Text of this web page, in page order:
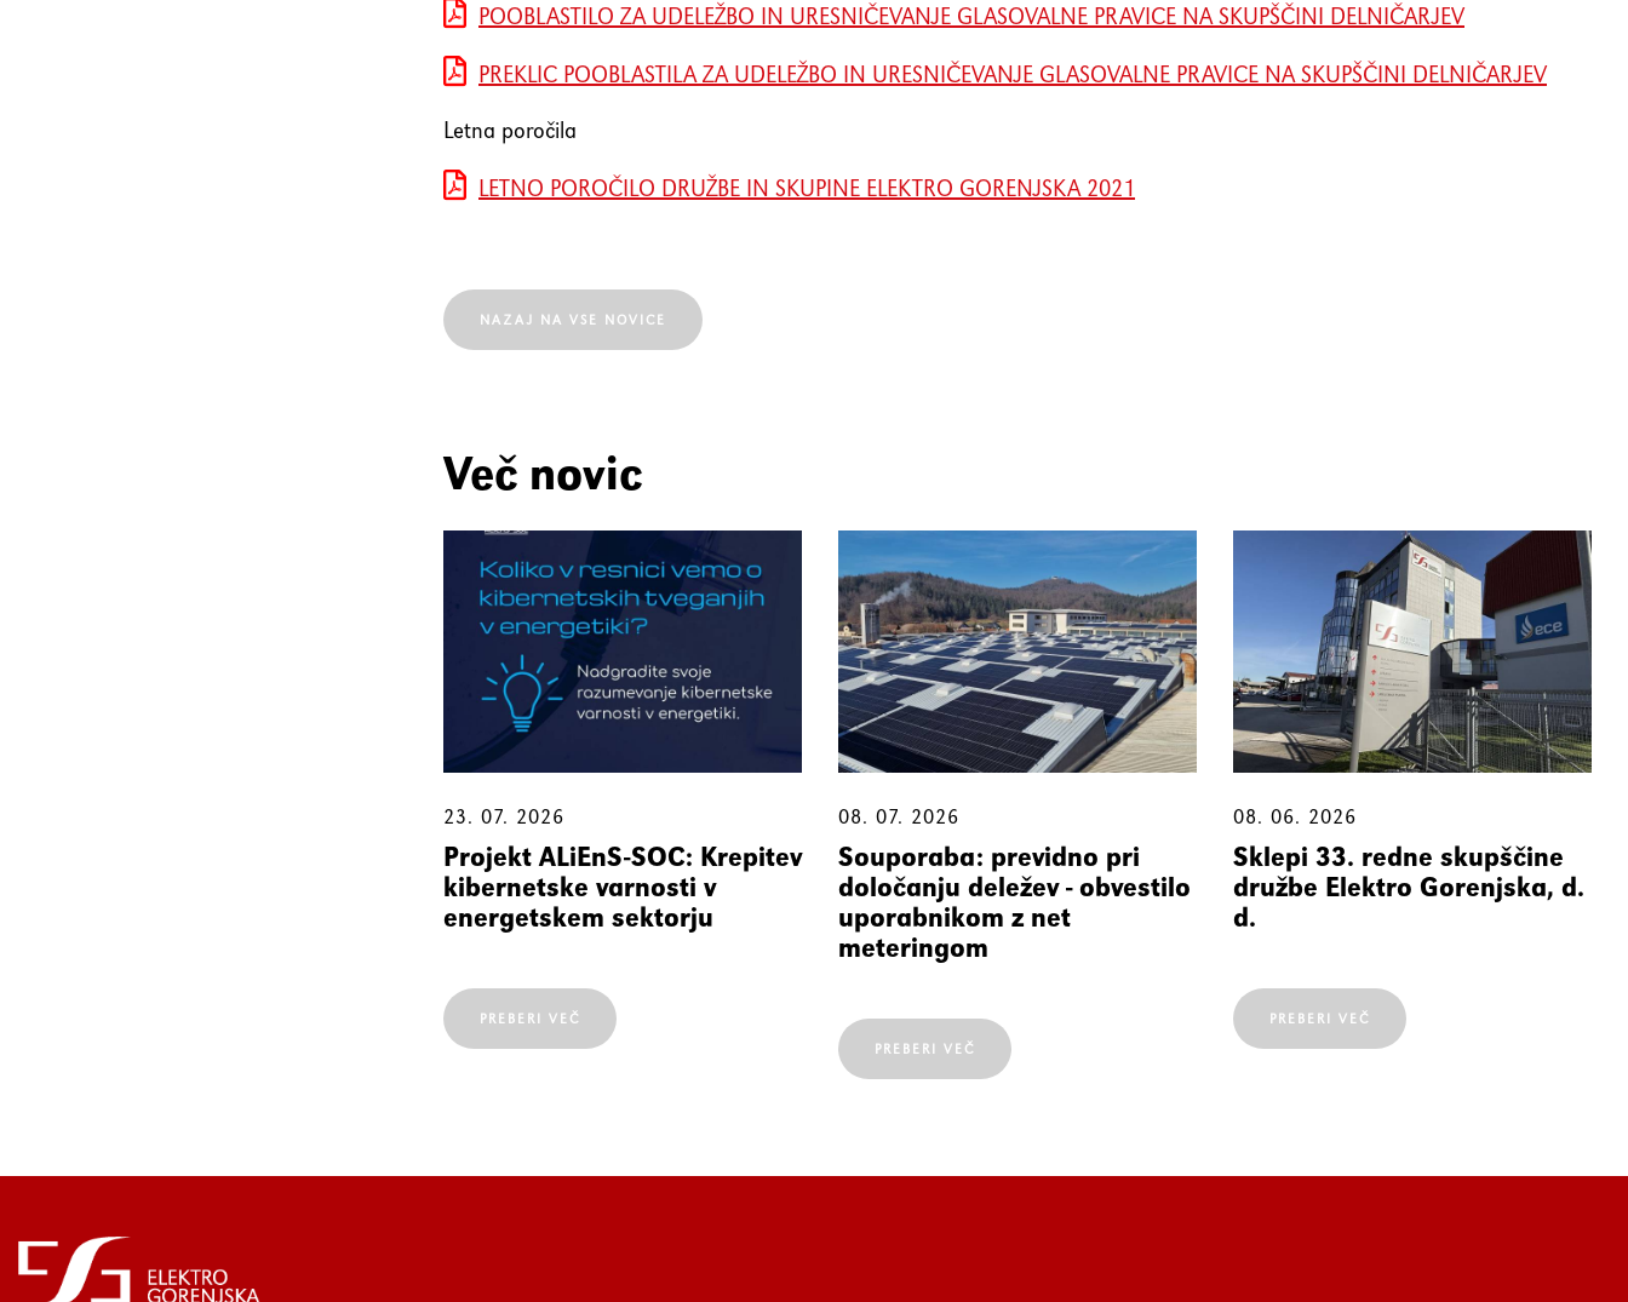
POOBLASTILO ZA UDELEŽBO IN URESNIČEVANJE GLASOVALNE PRAVICE NA SKUPŠČINI DELNIČARJEV
PREKLIC POOBLASTILA ZA UDELEŽBO IN URESNIČEVANJE GLASOVALNE PRAVICE NA SKUPŠČINI DELNIČARJEV
Letna poročila
LETNO POROČILO DRUŽBE IN SKUPINE ELEKTRO GORENJSKA 2021
NAZAJ NA VSE NOVICE
Več novic
23. 07. 2026
Projekt ALiEnS-SOC: Krepitev
kibernetske varnosti v
energetskem sektorju
PREBERI VEČ
08. 07. 2026
Souporaba: previdno pri
določanju deležev - obvestilo
uporabnikom z net
meteringom
PREBERI VEČ
08. 06. 2026
Sklepi 33. redne skupščine
družbe Elektro Gorenjska, d.
d.
PREBERI VEČ